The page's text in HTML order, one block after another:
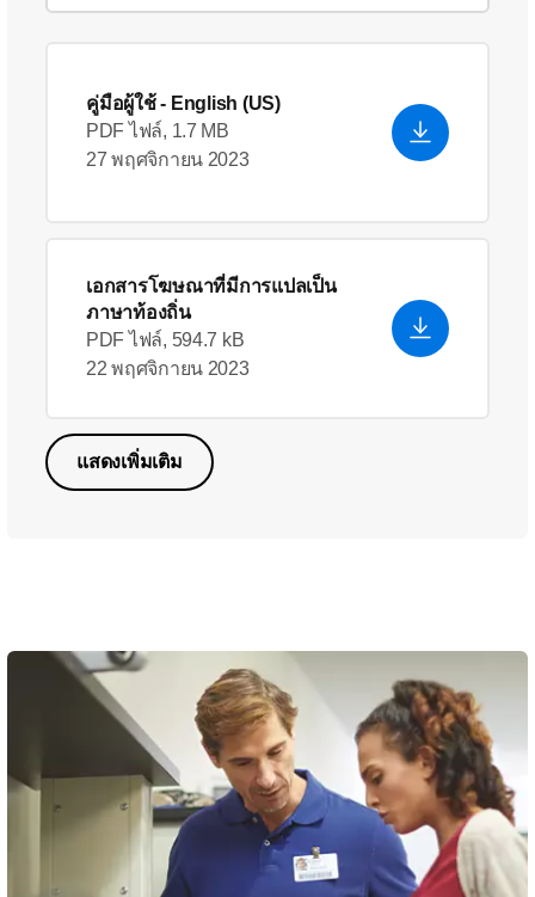
คู่มือผู้ใช้- English (US)
PDF ไฟล์, 1.7 MB
27 พฤศจิกายน 2023
เอกสารโฆษณาที่มีการแปลเป็น
ภาษาท้องถิ่น
PDF ไฟล์, 594.7 kB
22 พฤศจิกายน 2023
แสดงเพิ่มเติม